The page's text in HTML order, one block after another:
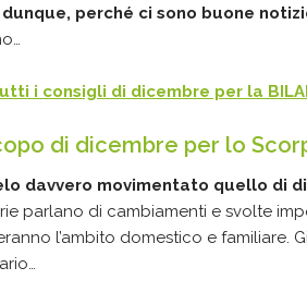
perché ci sono buone
i consigli di dicembre per la
di dicembre per lo
davvero movimentato quello di
parlano di cambiamenti e svolte
l’ambito domestico e familiare.